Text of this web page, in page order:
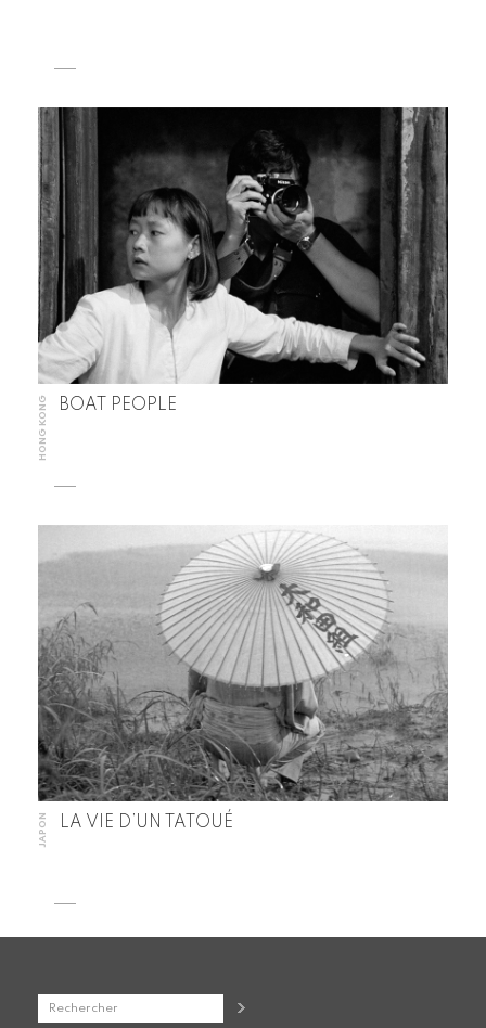
HONG KONG BOAT PEOPLE
JAPON LA VIE D’UN TATOUÉ